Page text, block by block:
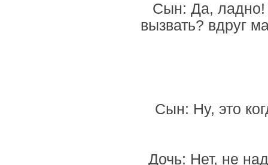
Сын: Да, ладно!
вызвать? вдруг
Сын: Ну, это
Дочь: Нет, не